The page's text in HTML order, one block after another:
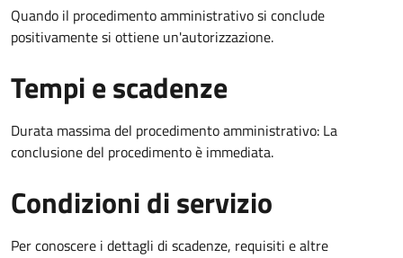
Quando il procedimento amministrativo si conclude
positivamente si ottiene un'autorizzazione.
Tempi e scadenze
Durata massima del procedimento amministrativo: La
conclusione del procedimento è immediata.
Condizioni di servizio
Per conoscere i dettagli di scadenze, requisiti e altre